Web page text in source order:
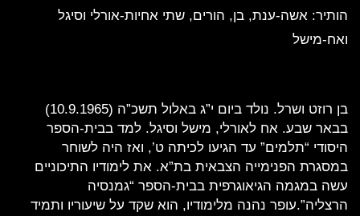
הותיר: אשה-ענת, בן, הורים, שתי אחיות-אורלי וסיגל
ואח-מישל
בן רוזט ושרל. נולד ביום י”ג באלול תשכ”ה (10.9.1965)
בבאר שבע. אח לאורלי, מישל וסיגל. למד בבית-הספר
היסודי “תלמים” עד הגיעו לכיתה ט’, ואז היה לשוחר
במסגרת הפנימייה הצבאית בת”א. את לימודיו התיכוניים
עשה במגמה הגיאוגרפית בבית-הספר “גמנסיה
הרצליה”.עופר נהנה מלימודיו, הוא שקד על שיעוריו ותמיד